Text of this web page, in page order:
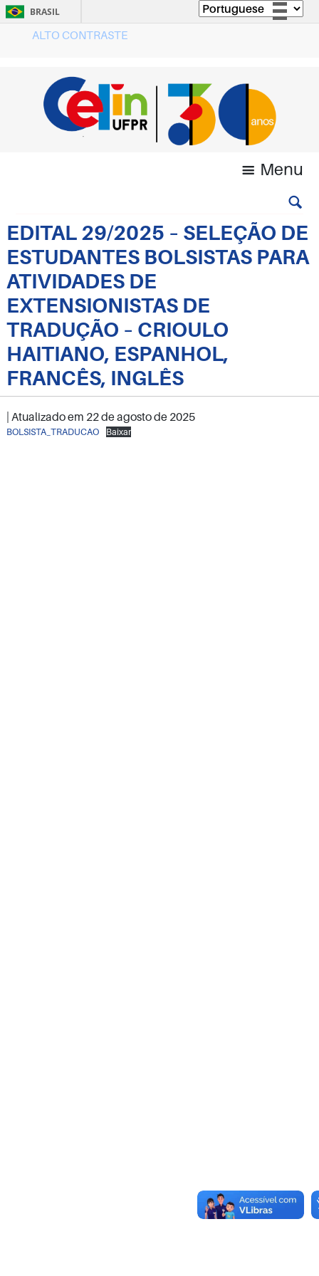
BRASIL
Acesso à informação
Legislação
Canais
ALTO CONTRASTE
Menu
EDITAL 29/2025 – SELEÇÃO DE
ESTUDANTES BOLSISTAS PARA
ATIVIDADES DE
EXTENSIONISTAS DE
TRADUÇÃO – CRIOULO
HAITIANO, ESPANHOL,
FRANCÊS, INGLÊS
| Atualizado em 22 de agosto de 2025
BOLSISTA_TRADUCAO Baixar